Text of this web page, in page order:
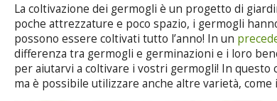
La coltivazione dei germogli è un progetto di
poche attrezzature e poco spazio, i germogli
possono essere coltivati tutto l’anno! In un
differenza tra germogli e germinazioni e i loro
per aiutarvi a coltivare i vostri germogli! In questo
ma è possibile utilizzare anche altre varietà, come